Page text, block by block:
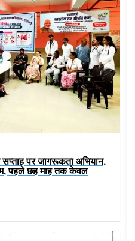
पर जागरूकता अभियान,
पहले छह माह तक केवल